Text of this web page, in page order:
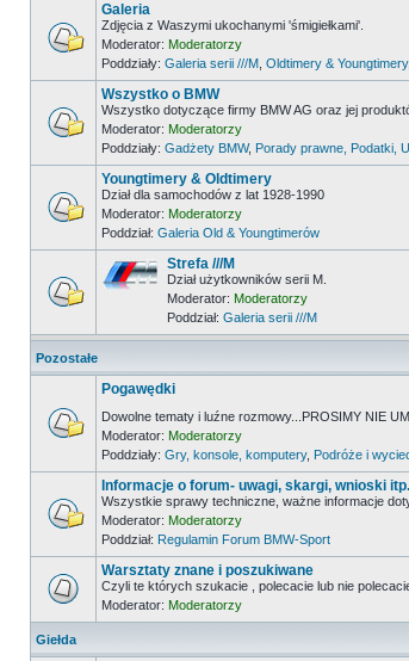
Galeria
Zdjęcia z Waszymi ukochanymi 'śmigiełkami'.
Moderator: Moderatorzy
Poddziały: Galeria serii ///M Oldtimery & Youngtimery,
Wszystko o BMW
Wszystko dotyczące firmy BMW AG oraz jej
Moderator: Moderatorzy
Poddziały: Gadżety BMW, Porady prawne, Podatki,
Youngtimery & Oldtimery
Dział dla samochodów z lat 1928-1990
Moderator: Moderatorzy
Poddział: Galeria Old & Youngtimerów
Strefa ///M
Dział użytkowników serii M.
Moderator: Moderatorzy
Poddział: Galeria serii ///M
Pozostałe
Pogawędki
Dowolne tematy i luźne rozmowy...PROSIMY NIE
Moderator: Moderatorzy
Poddziały: Gry, konsole, komputery, Podróże i
Informacje o forum- uwagi, skargi, wnioski itp.
Wszystkie sprawy techniczne, ważne informacje
Moderator: Moderatorzy
Poddział: Regulamin Forum BMW-Sport
Warsztaty znane i poszukiwane
Czyli te których szukacie , polecacie lub nie
Moderator: Moderatorzy
Giełda